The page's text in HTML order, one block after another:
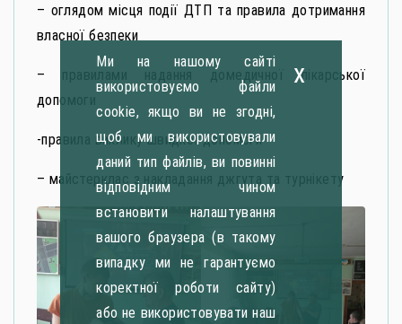
– оглядом місця події ДТП та правила дотримання
власної безпеки
– правилами надання домедичної лікарської
допомоги
-правила виклику швидкої допомоги
– майстерклас з накладання джгута та турнікету
Ми на нашому сайті
використовуємо файли
cookie, якщо ви не згодні,
щоб ми використовували
даний тип файлів, ви повинні
відповідним чином
встановити налаштування
вашого браузера (в такому
випадку ми не гарантуємо
коректної роботи сайту)
або не використовувати наш
x